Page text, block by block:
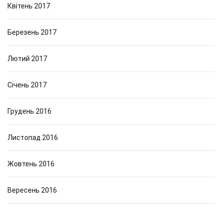
Квітень 2017
Березень 2017
Лютий 2017
Січень 2017
Грудень 2016
Листопад 2016
Жовтень 2016
Вересень 2016